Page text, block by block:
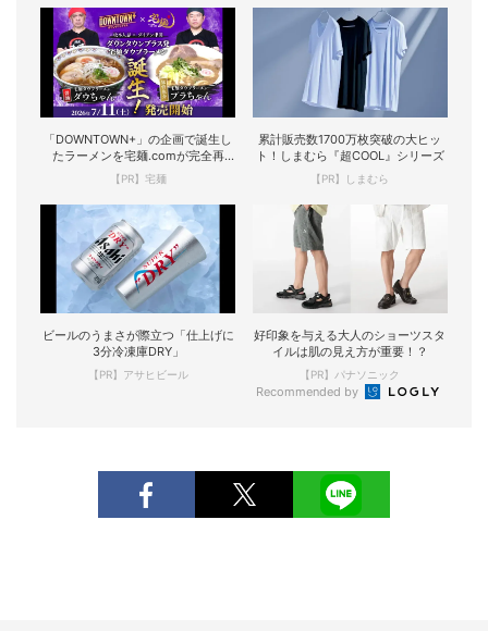
「DOWNTOWN+」の企画で誕生し
たラーメンを宅麺.comが完全再
現！
【PR】宅麺
累計販売数1700万枚突破の大ヒッ
ト！しまむら『超COOL』シリーズ
【PR】しまむら
ビールのうまさが際立つ「仕上げに
3分冷凍庫DRY」
【PR】アサヒビール
好印象を与える大人のショーツスタ
イルは肌の見え方が重要！？
【PR】パナソニック
Recommended by